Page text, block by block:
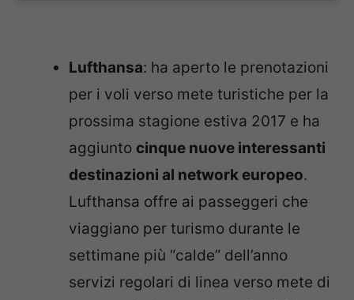
Lufthansa: ha aperto le prenotazioni
per i voli verso mete turistiche per la
prossima stagione estiva 2017 e ha
aggiunto cinque nuove interessanti
destinazioni al network europeo.
Lufthansa offre ai passeggeri che
viaggiano per turismo durante le
settimane più “calde” dell’anno
servizi regolari di linea verso mete di